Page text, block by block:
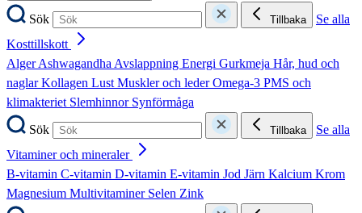
Sök Tillbaka
Se alla
Kosttillskott
AlgerAshwagandhaAvslappning Energi Gurkmeja Hår, hud och
naglarKollagen LustMuskler och lederOmega-3 PMS och
klimakteriet Slemhinnor Synförmåga
Sök
Tillbaka
Se alla
Vitaminer och mineraler
B-vitamin C-vitamin D-vitamin E-vitamin Jod Järn Kalcium Krom
Magnesium Multivitaminer Selen Zink